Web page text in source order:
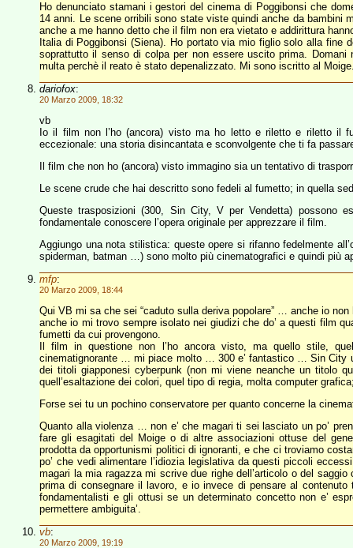
Ho denunciato stamani i gestori del cinema di Poggibonsi che
14 anni. Le scene orribili sono state viste quindi anche da
anche a me hanno detto che il film non era vietato e addirittura
Italia di Poggibonsi (Siena). Ho portato via mio figlio solo alla fine
soprattutto il senso di colpa per non essere uscito prima.
multa perchè il reato è stato depenalizzato. Mi sono iscritto al
dariofox:
20 Marzo 2009, 18:32
vb
Io il film non l’ho (ancora) visto ma ho letto e riletto e riletto il
eccezionale: una storia disincantata e sconvolgente che ti fa
Il film che non ho (ancora) visto immagino sia un tentativo di
Le scene crude che hai descritto sono fedeli al fumetto; in quella
Queste trasposizioni (300, Sin City, V per Vendetta) possono
fondamentale conoscere l’opera originale per apprezzare il film.
Aggiungo una nota stilistica: queste opere si rifanno fedelmente
spiderman, batman …) sono molto più cinematografici e quindi più
mfp:
20 Marzo 2009, 18:44
Qui VB mi sa che sei “caduto sulla deriva popolare” … anche io
anche io mi trovo sempre isolato nei giudizi che do’ a questi film
fumetti da cui provengono.
Il film in questione non l’ho ancora visto, ma quello stile,
cinematignorante … mi piace molto … 300 e’ fantastico … Sin City
dei titoli giapponesi cyberpunk (non mi viene neanche un titolo
quell’esaltazione dei colori, quel tipo di regia, molta computer
Forse sei tu un pochino conservatore per quanto concerne la
Quanto alla violenza … non e’ che magari ti sei lasciato un po’
fare gli esagitati del Moige o di altre associazioni ottuse del
prodotta da opportunismi politici di ignoranti, e che ci troviamo
po’ che vedi alimentare l’idiozia legislativa da questi piccoli
magari la mia ragazza mi scrive due righe dell’articolo o del
prima di consegnare il lavoro, e io invece di pensare al
fondamentalisti e gli ottusi se un determinato concetto non e’
permettere ambiguita’.
vb:
20 Marzo 2009, 19:19